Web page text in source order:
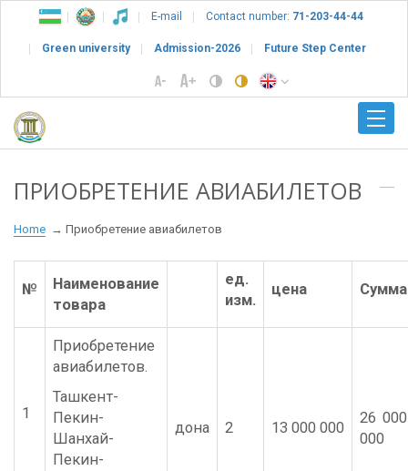
E-mail Contact number: 71-203-44-44
Green university Admission-2026 Future Step Center
ПРИОБРЕТЕНИЕ АВИАБИЛЕТОВ
Home Приобретение авиабилетов
№
Наименование
товара
ед.
изм.
цена Сумма
1
Приобретение
авиабилетов.
Ташкент-
Пекин-
Шанхай-
Пекин-
дона 2 13 000 000
26 000
000